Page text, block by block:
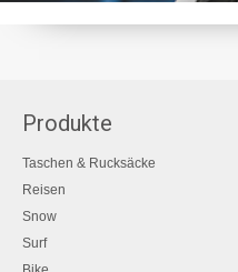
Produkte
Taschen & Rucksäcke
Reisen
Snow
Surf